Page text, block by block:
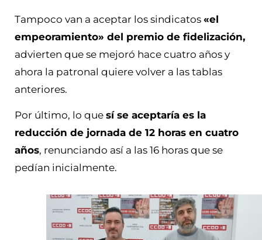
Tampoco van a aceptar los sindicatos «el
empeoramiento» del premio de fidelización,
advierten que se mejoró hace cuatro años y
ahora la patronal quiere volver a las tablas
anteriores.
Por último, lo que sí se aceptaría es la
reducción de jornada de 12 horas en cuatro
años, renunciando así a las 16 horas que se
pedían inicialmente.